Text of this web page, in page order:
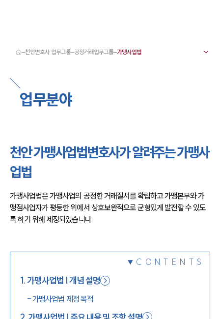
서울·대전·천안변호사
천안형사전문변호사
천안이혼전문변호사
천안학교폭력변호사
천안변호사 주요 업무사례
천안 분사무소 오시는 길
천안변호사상담 상담접수
채용정보
천안변호사 업무그룹 공정거래업무그룹
업무분야
천안 가맹사업법변호사가 알려주는 가맹사
업법
가맹사업법은 가맹사업의 공정한 거래질서를 확립하고 가맹본부와 가
맹점사업자가 평등한 위에서 상호보완적으로 균형있게 발전할 수 있도
록 하기 위해 제정되었습니다.
CONTENTS
1.가맹사업법 | 개념 설명
-가맹사업법 제정 목적